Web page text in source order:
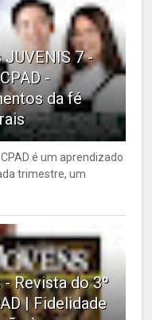
7 -
-
da fé
é um aprendizado
trimestre, um
Revista do 3º
| Fidelidade